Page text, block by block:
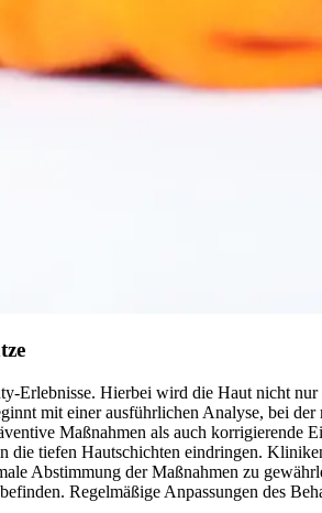
Erlebnisse. Hierbei wird die Haut nicht
mit einer ausführlichen Analyse, bei
Maßnahmen als auch
die tiefen Hautschichten eindringen.
Abstimmung der Maßnahmen zu
Regelmäßige Anpassungen des